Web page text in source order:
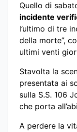
Quello di
incidente
l’ultimo di tre
della morte”,
ultimi venti
Stavolta la
presentata ai
sulla S.S. 106
che porta
A perdere la